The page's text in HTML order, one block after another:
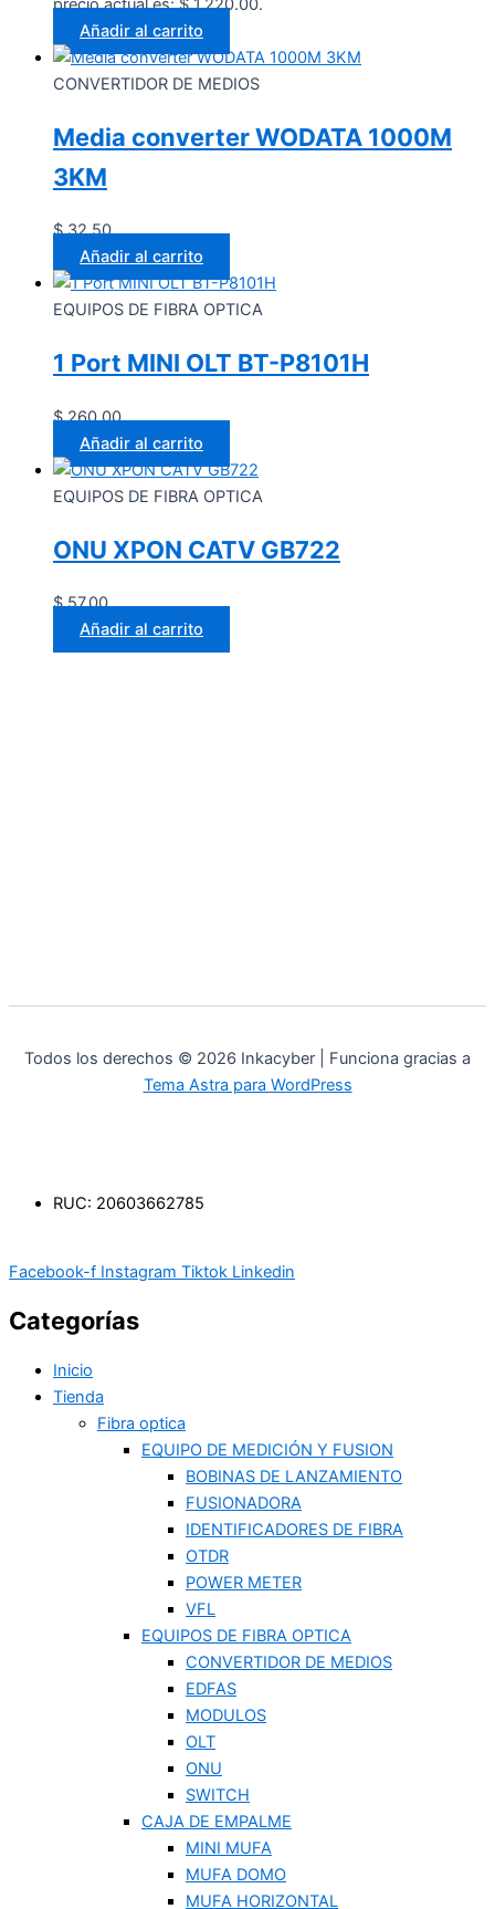
precio actual es: $ 1,220.00.
Añadir al carrito
CONVERTIDOR DE MEDIOS
Media converter WODATA 1000M
3KM
$32.50
Añadir al carrito
EQUIPOS DE FIBRA OPTICA
1 Port MINI OLT BT-P8101H
$260.00
Añadir al carrito
EQUIPOS DE FIBRA OPTICA
ONU XPON CATV GB722
$57.00
Añadir al carrito
Todos los derechos © 2026 Inkacyber | Funciona gracias a
Tema Astra para WordPress
RUC: 20603662785
Facebook-f Instagram Tiktok Linkedin
Categorías
Inicio
Tienda
Fibra optica
EQUIPO DE MEDICIÓN Y FUSION
BOBINAS DE LANZAMIENTO
FUSIONADORA
IDENTIFICADORES DE FIBRA
OTDR
POWER METER
VFL
EQUIPOS DE FIBRA OPTICA
CONVERTIDOR DE MEDIOS
EDFAS
MODULOS
OLT
ONU
SWITCH
CAJA DE EMPALME
MINI MUFA
MUFA DOMO
MUFA HORIZONTAL